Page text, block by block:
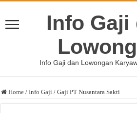
Info Gaji
Info Gaji dan Lowongan
Home / Info Gaji / Gaji PT Nusantara Sakti